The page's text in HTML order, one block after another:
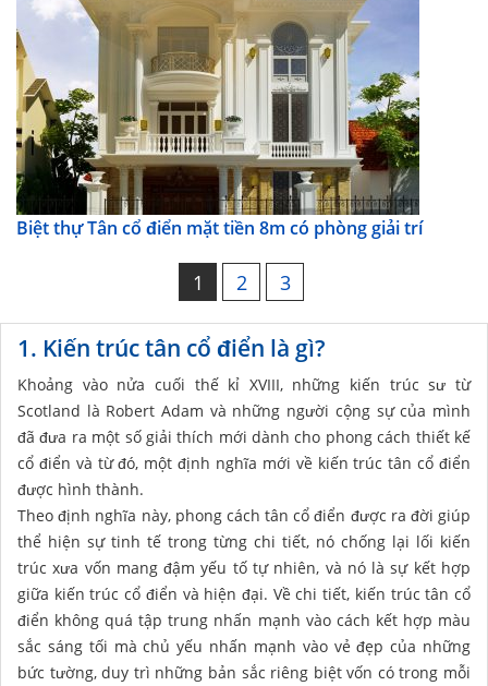
Biệt thự Tân cổ điển mặt tiền 8m có phòng giải trí
1 2 3
1. Kiến trúc tân cổ điển là gì?
Khoảng vào nửa cuối thế kỉ XVIII, những kiến trúc sư từ
Scotland là Robert Adam và những người cộng sự của mình
đã đưa ra một số giải thích mới dành cho phong cách thiết kế
cổ điển và từ đó, một định nghĩa mới về kiến trúc tân cổ điển
được hình thành.
Theo định nghĩa này, phong cách tân cổ điển được ra đời giúp
thể hiện sự tinh tế trong từng chi tiết, nó chống lại lối kiến
trúc xưa vốn mang đậm yếu tố tự nhiên, và nó là sự kết hợp
giữa kiến trúc cổ điển và hiện đại. Về chi tiết, kiến trúc tân cổ
điển không quá tập trung nhấn mạnh vào cách kết hợp màu
sắc sáng tối mà chủ yếu nhấn mạnh vào vẻ đẹp của những
bức tường, duy trì những bản sắc riêng biệt vốn có trong mỗi